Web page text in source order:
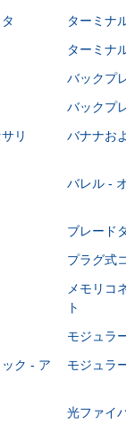
ターミナ
ターミナ
バックプ
バックプ
リ バナナお
バレル -
ブレード
プラグ式
メモリコ
ト
モジュラ
ク - ア
モジュラ
光ファイ